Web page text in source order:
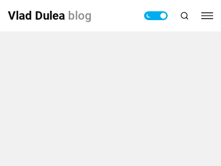
Vlad Dulea blog